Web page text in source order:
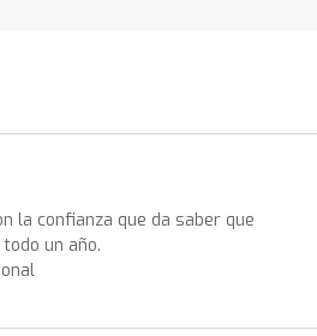
la confianza que da saber que
un año.